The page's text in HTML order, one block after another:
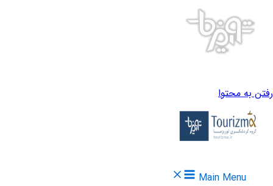
رفتن به محتوا
Main Menu